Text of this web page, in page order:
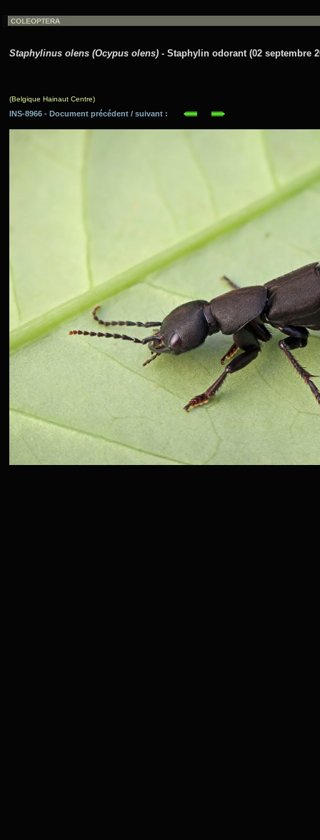
Staphylinus olens (Ocypus olens) - Staphylin odorant (02 septembre
(Belgique Hainaut Centre)
INS-8966 - Document précédent / suivant :